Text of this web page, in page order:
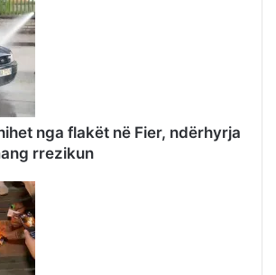
nga flakët në Fier, ndërhyrja
rrezikun